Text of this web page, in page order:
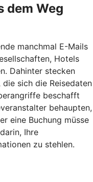
dem Weg
manchmal E-Mails
Hotels
Dahinter stecken
sich die Reisedaten
beschafft
behaupten,
eine Buchung müsse
Ihre
zu stehlen.